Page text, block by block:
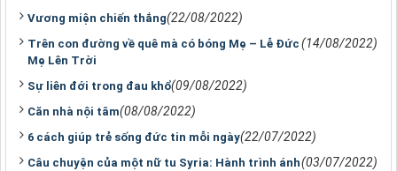
Vương miện chiến thắng(22/08/2022)
Trên con đường về quê mà có bóng Mẹ – Lễ Đức
Mẹ Lên Trời
(14/08/2022)
Sự liên đới trong đau khổ(09/08/2022)
Căn nhà nội tâm(08/08/2022)
6 cách giúp trẻ sống đức tin mỗi ngày(22/07/2022)
Câu chuyện của một nữ tu Syria: Hành trình ánh(03/07/2022)